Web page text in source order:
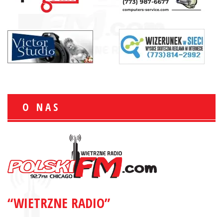
O NAS
“WIETRZNE RADIO”